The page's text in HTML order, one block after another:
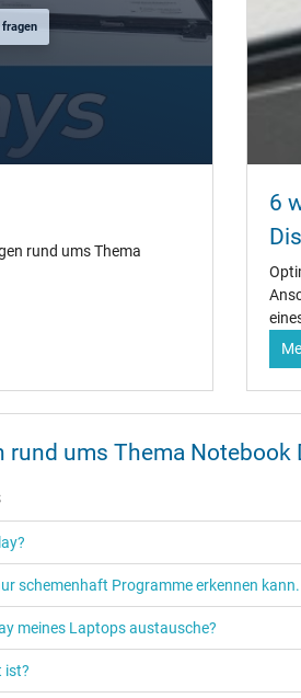
rund ums Thema
6
ums Thema Notebook
schemenhaft Programme erkennen
meines Laptops austausche?
ist?